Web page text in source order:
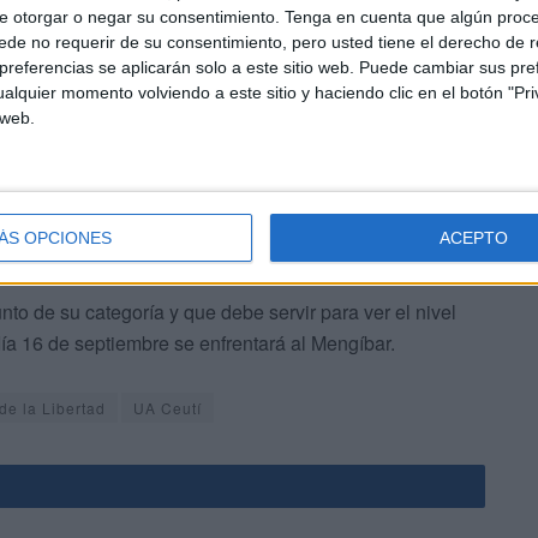
otorgar o negar su consentimiento. Tenga en cuenta que algún
no requerir de su consentimiento, pero usted tiene el derecho de
se aplicarán solo a este sitio web. Puede cambiar sus
momento volviendo a este sitio y haciendo clic en el botón
OPCIONES ACEPTO
de Dani Ramos, el 2 de septiembre. Un equipo
a volver a la máxima categoría del fútbol-sala.
de su categoría y que debe servir para ver el nivel
16 de septiembre se enfrentará al Mengíbar.
la Libertad UA Ceutí